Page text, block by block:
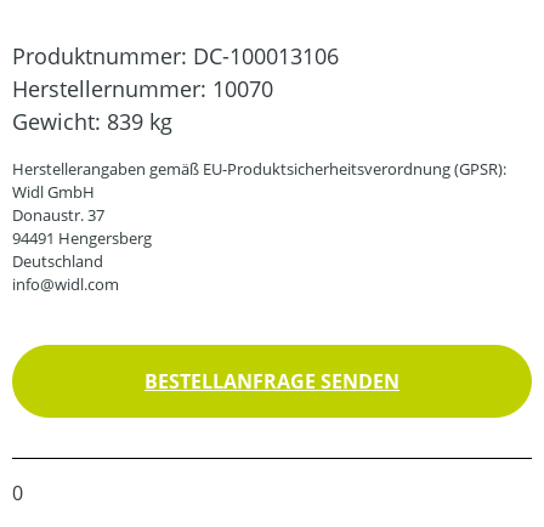
Produktnummer: DC-100013106
Herstellernummer: 10070
Gewicht: 839 kg
Herstellerangaben gemäß EU-Produktsicherheitsverordnung (GPSR):
Widl GmbH
Donaustr. 37
94491 Hengersberg
Deutschland
info@widl.com
BESTELLANFRAGE SENDEN
0